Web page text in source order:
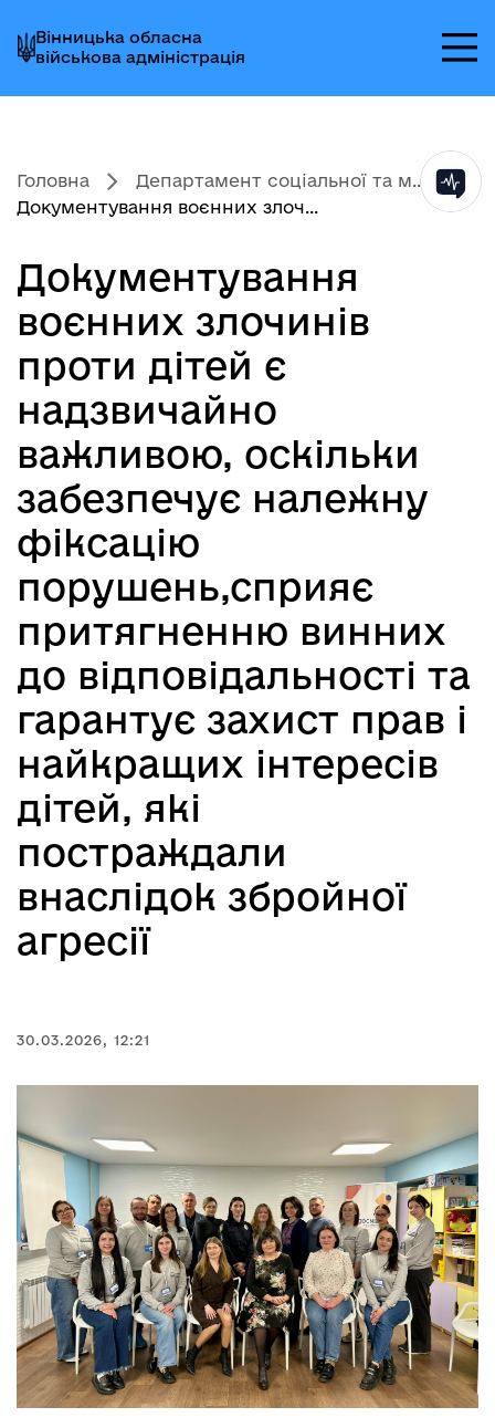
до
головного
меню
до
головного
вмісту
до
головного
колонтитула
Вінницька обласна
військова адміністрація
Головна
Департамент соціальної та м...
Документування воєнних злоч...
Документування
воєнних злочинів
проти дітей є
надзвичайно
важливою, оскільки
забезпечує належну
фіксацію
порушень,сприяє
притягненню винних
до відповідальності та
гарантує захист прав і
найкращих інтересів
дітей, які
постраждали
внаслідок збройної
агресії
30.03.2026, 12:21